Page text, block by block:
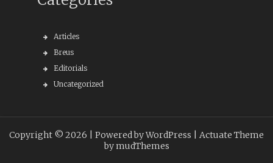
Articles
Breus
Editorials
Uncategorized
Copyright © 2026 | Powered by WordPress | Actuate Theme
bymudThemes